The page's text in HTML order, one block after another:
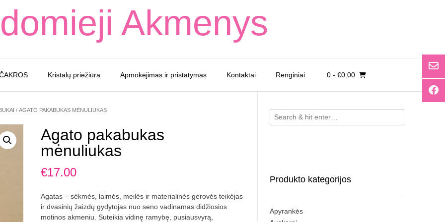
Akmenys
Kristalų priežiūra Apmokėjimas ir pristatymas Kontaktai Renginiai 0- €0.00
/ AGATO PAKABUKAS MĖNULIUKAS
Agato pakabukas
mėnuliukas
€17.00
Agatas – sėkmės, laimės, meilės ir materialinės gerovės teikėjas
ir dvasinių žaizdų gydytojas nuo seno vadinamas didžiosios
motinos akmeniu. Suteikia vidinę ramybę, pusiausvyrą,
Produkto kategorijos
Apyrankės